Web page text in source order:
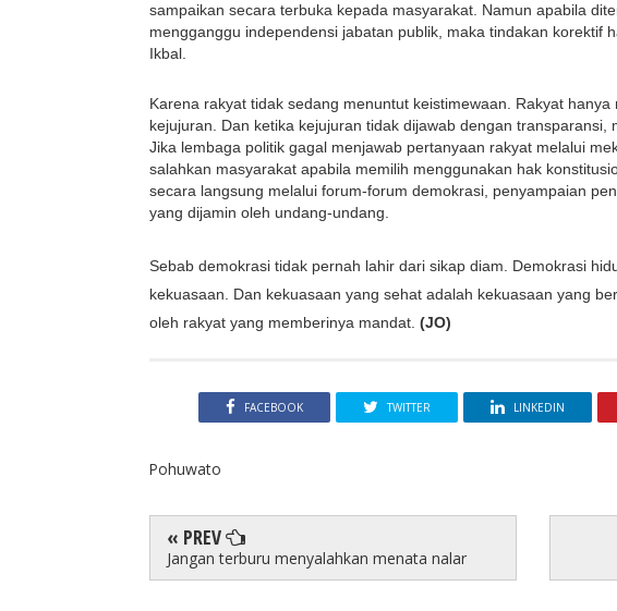
sampaikan secara terbuka kepada masyarakat. Namun apabila
mengganggu independensi jabatan publik, maka tindakan korektif
Ikbal.
Karena rakyat tidak sedang menuntut keistimewaan. Rakyat
kejujuran. Dan ketika kejujuran tidak dijawab dengan transparansi,
Jika lembaga politik gagal menjawab pertanyaan rakyat melalui
salahkan masyarakat apabila memilih menggunakan hak
secara langsung melalui forum-forum demokrasi, penyampaian
yang dijamin oleh undang-undang.
Sebab demokrasi tidak pernah lahir dari sikap diam. Demokrasi
kekuasaan. Dan kekuasaan yang sehat adalah kekuasaan yang
oleh rakyat yang memberinya mandat. (JO)
FACEBOOK TWITTER LINKEDIN
Pohuwato
« PREV
Jangan terburu menyalahkan menata nalar